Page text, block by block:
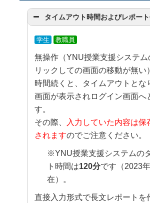
タイムアウト時間およびレポー
学生 教職員
無操作（YNU授業支援システム
リックしての画面の移動が無い
時間続くと、タイムアウトとな
画面が表示されログイン画面へ
す。
その際、
入力していた内容は保
されますのでご注意ください。
※YNU授業支援システムの
ト時間は120分です（2023
在）。
直接入力形式で長文レポートを